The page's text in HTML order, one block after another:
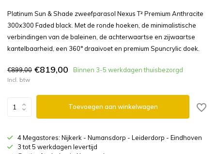
Platinum Sun & Shade zweefparasol Nexus T² Premium Anthracite
300x300 Faded black. Met de ronde hoeken, de minimalistische
verbindingen van de baleinen, de achterwaartse en zijwaartse
kantelbaarheid, een 360° draaivoet en premium Spuncrylic doek.
€899,00 €819,00 Binnen 3-5 werkdagen thuisbezorgd
Incl. btw
Toevoegen aan winkelwagen
4 Megastores: Nijkerk - Numansdorp - Leiderdorp - Eindhoven
3 tot 5 werkdagen levertijd